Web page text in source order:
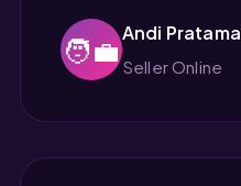
🧑‍💼Andi Pratama
Seller Online